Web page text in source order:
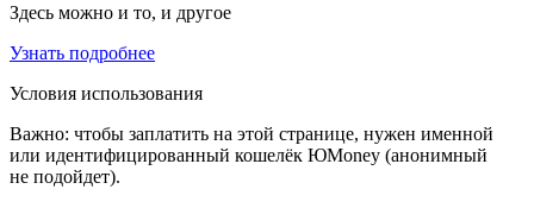
Здесь можно и то, и другое
Узнать подробнее
Условия использования
Важно: чтобы заплатить на этой странице, нужен именной
или идентифицированный кошелёк ЮMoney (анонимный
не подойдет).